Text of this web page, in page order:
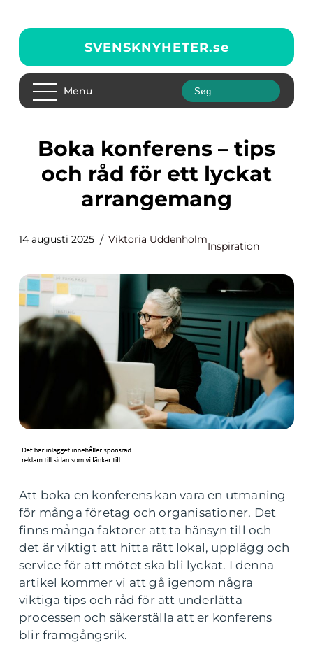
SVENSKNYHETER.se
Menu
Boka konferens – tips
och råd för ett lyckat
arrangemang
14 augusti 2025 Viktoria Uddenholm
Inspiration
Att boka en konferens kan vara en utmaning
för många företag och organisationer. Det
finns många faktorer att ta hänsyn till och
det är viktigt att hitta rätt lokal, upplägg och
service för att mötet ska bli lyckat. I denna
artikel kommer vi att gå igenom några
viktiga tips och råd för att underlätta
processen och säkerställa att er konferens
blir framgångsrik.